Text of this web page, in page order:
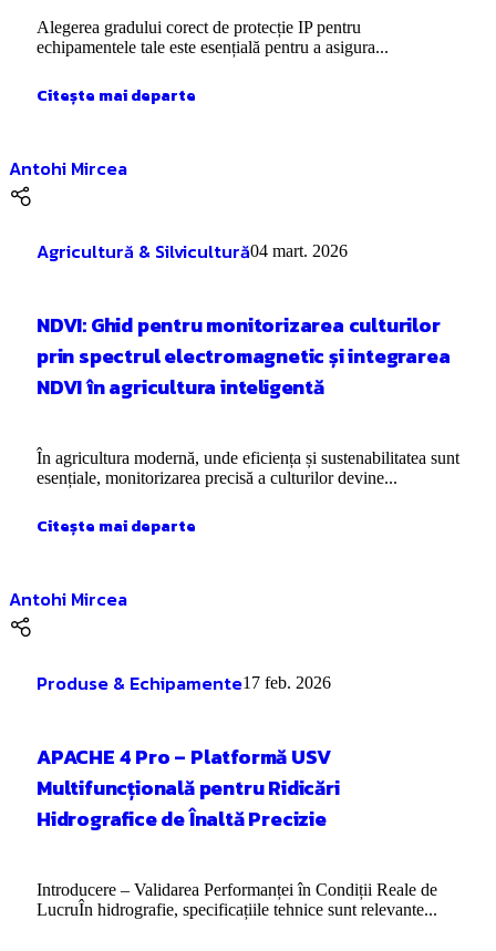
Alegerea gradului corect de protecție IP pentru
echipamentele tale este esențială pentru a asigura...
Citește mai departe
Antohi Mircea
Agricultură & Silvicultură04 mart. 2026
NDVI: Ghid pentru monitorizarea culturilor
prin spectrul electromagnetic și integrarea
NDVI în agricultura inteligentă
În agricultura modernă, unde eficiența și sustenabilitatea sunt
esențiale, monitorizarea precisă a culturilor devine...
Citește mai departe
Antohi Mircea
Produse & Echipamente17 feb. 2026
APACHE 4 Pro – Platformă USV
Multifuncțională pentru Ridicări
Hidrografice de Înaltă Precizie
Introducere – Validarea Performanței în Condiții Reale de
LucruÎn hidrografie, specificațiile tehnice sunt relevante...